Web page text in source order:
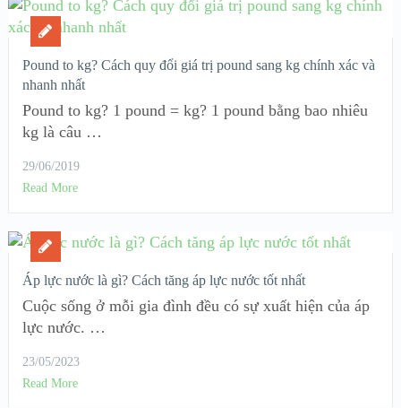
Pound to kg? Cách quy đổi giá trị pound sang kg chính xác và
nhanh nhất
Pound to kg? 1 pound = kg? 1 pound bằng bao nhiêu
kg là câu …
29/06/2019
Read More
Áp lực nước là gì? Cách tăng áp lực nước tốt nhất
Cuộc sống ở mỗi gia đình đều có sự xuất hiện của áp
lực nước. …
23/05/2023
Read More